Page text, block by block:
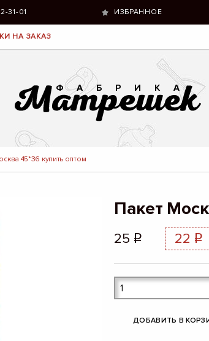
31-01 ИЗБРАННОЕ
НА ЗАКАЗ
45*36 купить оптом
Пакет
25 q 22 q
ДОБАВИТЬ В